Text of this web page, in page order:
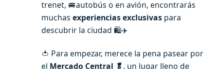
trenet, 🚐autobús o en avión, encontrarás
muchas experiencias exclusivas para
descubrir la ciudad 🛍️✈️
🍅 Para empezar, merece la pena pasear por
el Mercado Central 🥬, un lugar lleno de